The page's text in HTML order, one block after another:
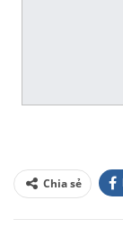
Chia sẻ